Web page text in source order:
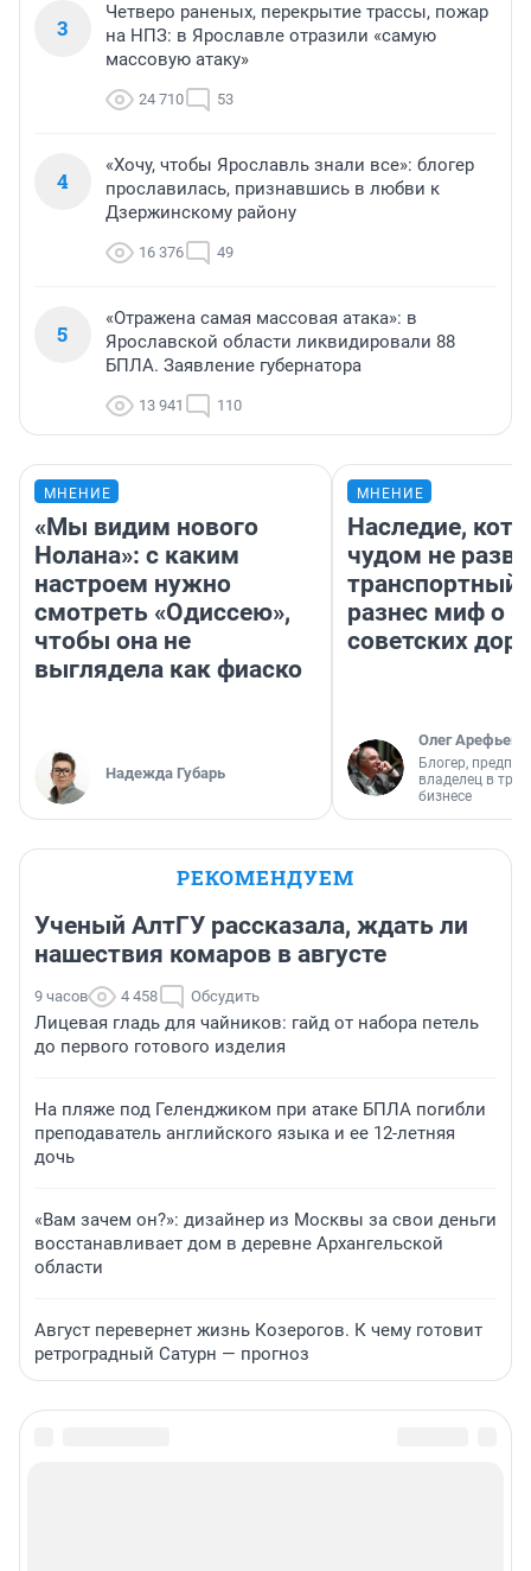
3
Четверо раненых, перекрытие трассы, пожар
на НПЗ: в Ярославле отразили «самую
массовую атаку»
24 710 53
4
«Хочу, чтобы Ярославль знали все»: блогер
прославилась, признавшись в любви к
Дзержинскому району
16 376 49
5
«Отражена самая массовая атака»: в
Ярославской области ликвидировали 88
БПЛА. Заявление губернатора
13 941 110
МНЕНИЕ
«Мы видим нового
Нолана»: с каким
настроем нужно
смотреть «Одиссею»,
чтобы она не
выглядела как фиаско
Надежда Губарь
МНЕНИЕ
Наследие,
чудом не
транспортный
разнес миф о
советских
Олег Арефьев
Блогер,
владелец в
бизнесе
РЕКОМЕНДУЕМ
Ученый АлтГУ рассказала, ждать ли
нашествия комаров в августе
9 часов 4 458 Обсудить
Лицевая гладь для чайников: гайд от набора петель
до первого готового изделия
На пляже под Геленджиком при атаке БПЛА погибли
преподаватель английского языка и ее 12-летняя
дочь
«Вам зачем он?»: дизайнер из Москвы за свои деньги
восстанавливает дом в деревне Архангельской
области
Август перевернет жизнь Козерогов. К чему готовит
ретроградный Сатурн — прогноз